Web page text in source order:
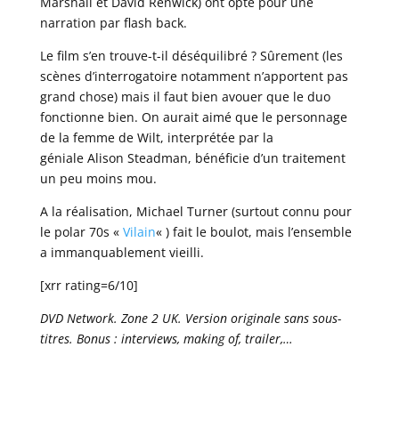
narration par flash back.
Le film s’en trouve-t-il déséquilibré ? Sûrement (les
scènes d’interrogatoire notamment n’apportent pas
grand chose) mais il faut bien avouer que le duo
fonctionne bien. On aurait aimé que le personnage
de la femme de Wilt, interprétée par la
géniale Alison Steadman, bénéficie d’un traitement
un peu moins mou.
A la réalisation, Michael Turner (surtout connu pour
le polar 70s « Vilain« ) fait le boulot, mais l’ensemble
a immanquablement vieilli.
[xrr rating=6/10]
DVD Network. Zone 2 UK. Version originale sans sous-
titres. Bonus : interviews, making of, trailer,…